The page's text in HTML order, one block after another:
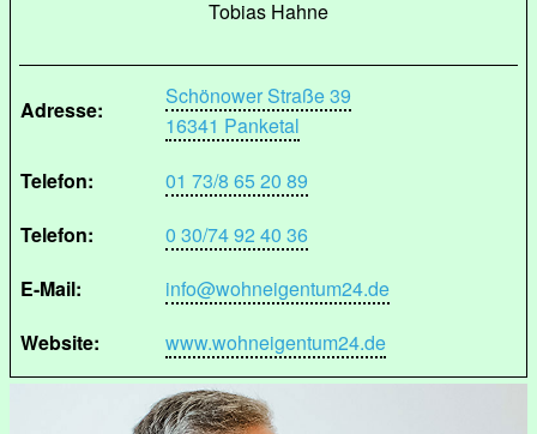
Tobias Hahne
Adresse:
Schönower Straße 39
16341 Panketal
Telefon:
01 73/8 65 20 89
Telefon:
0 30/74 92 40 36
E-Mail:
info@wohneigentum24.de
Website:
www.wohneigentum24.de